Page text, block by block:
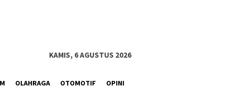
KAMIS, 6 AGUSTUS 2026
OLAHRAGA OTOMOTIF OPINI